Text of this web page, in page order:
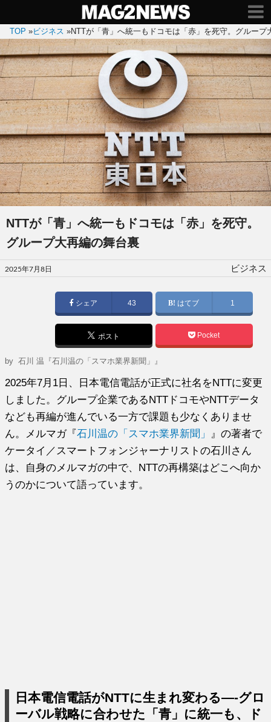
TOP »ビジネス »NTTが「青」へ統一もドコモは「赤」を死守。グループ
NTTが「青」へ統一もドコモは「赤」を死守。
グループ大再編の舞台裏
投
稿
2025年7月8日 ビジネス
シェア 43 はてブ 1
ポスト Pocket
by石川 温『石川温の「スマホ業界新聞」』
2025年7月1日、日本電信電話が正式に社名をNTTに変更
しました。グループ企業であるNTTドコモやNTTデータ
なども再編が進んでいる一方で課題も少なくありませ
ん。メルマガ『石川温の「スマホ業界新聞」
』の著者で
ケータイ／スマートフォンジャーナリストの石川さん
は、自身のメルマガの中で、NTTの再構築はどこへ向か
うのかについて語っています。
日本電信電話がNTTに生まれ変わる—-グロ
ーバル戦略に合わせた「青」に統一も、ド